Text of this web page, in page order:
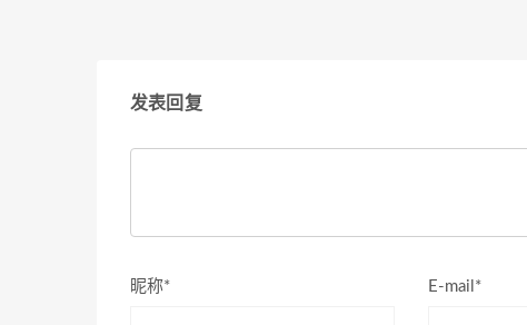
发表回复
昵称* E-mail*